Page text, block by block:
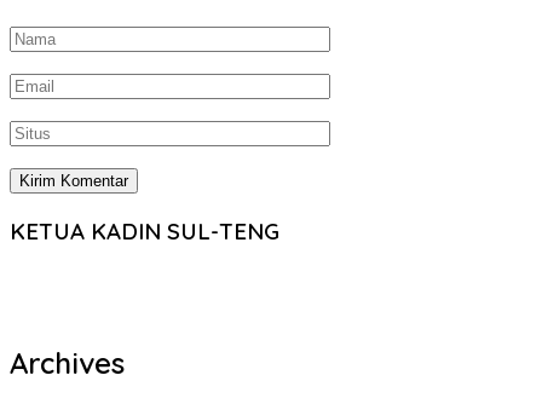
KETUA KADIN SUL-TENG
Archives